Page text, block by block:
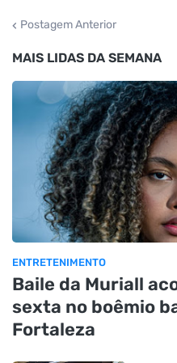
Postagem Anterior
MAIS LIDAS DA SEMANA
ENTRETENIMENTO
Baile da Muriall
sexta no boêmio
Fortaleza